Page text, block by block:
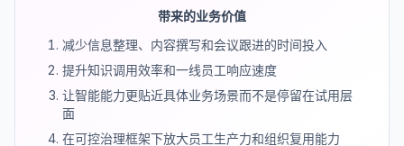
带来的业务价值
减少信息整理、内容撰写和会议跟进的时间投入
提升知识调用效率和一线员工响应速度
让智能能力更贴近具体业务场景而不是停留在试用层
面
在可控治理框架下放大员工生产力和组织复用能力